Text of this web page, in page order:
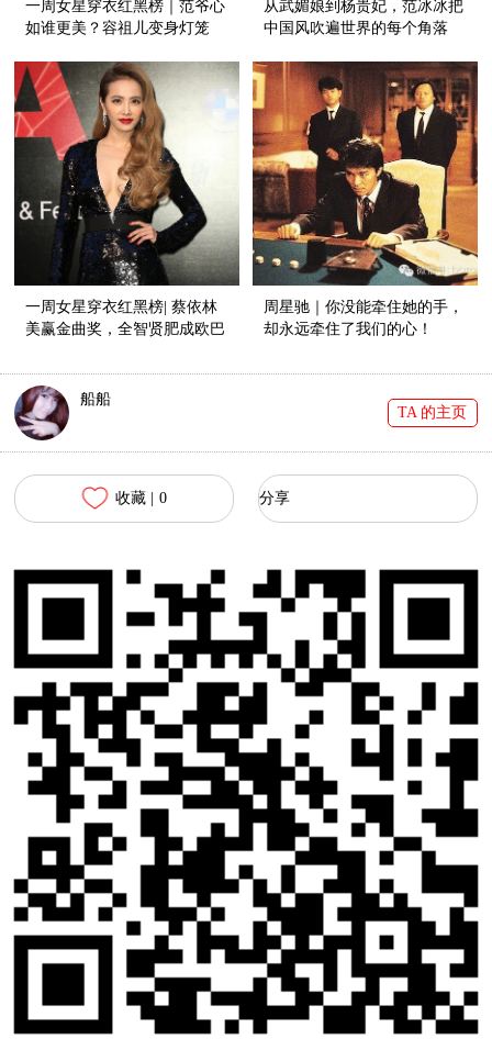
一周女星穿衣红黑榜｜范爷心
如谁更美？容祖儿变身灯笼
从武媚娘到杨贵妃，范冰冰把
中国风吹遍世界的每个角落
一周女星穿衣红黑榜| 蔡依林
美赢金曲奖，全智贤肥成欧巴
周星驰｜你没能牵住她的手，
却永远牵住了我们的心！
船船
TA 的主页
收藏 | 0 分享